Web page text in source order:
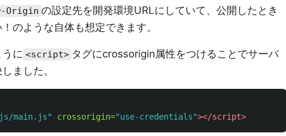
Origin の設定先を開発環境URLにしていて、公開したとき
のような自体も想定できます。
に <script> タグにcrossorigin属性をつけることでサーバ
ました。
main.js" crossorigin="use-credentials"></script>